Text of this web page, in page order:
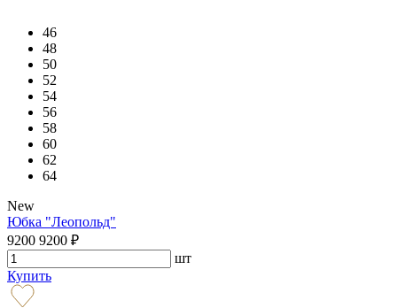
46
48
50
52
54
56
58
60
62
64
New
Юбка "Леопольд"
9200 9200 ₽
шт
Купить